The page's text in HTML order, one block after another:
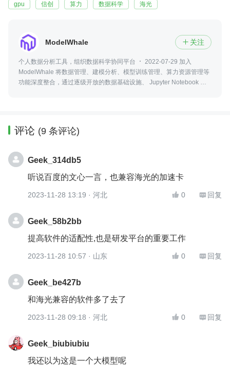
gpu 信创 算力 数据科学 海光
ModelWhale  关注
个人数据分析工具，组织数据科学协同平台
2022-07-29 加入
ModelWhale 将数据管理、建模分析、模型训练管理、算力资源管理等
功能深度整合，通过逐级开放的数据基础设施、 Jupyter Notebook 和
评论 (9 条评论)
Geek_314db5
听说百度的文心一言，也兼容海光的加速卡
2023-11-28 13:19 · 河北  0  回复
Geek_58b2bb
提高软件的适配性,也是研发平台的重要工作
2023-11-28 10:57 · 山东  0  回复
Geek_be427b
和海光兼容的软件多了去了
2023-11-28 09:18 · 河北  0  回复
Geek_biubiubiu
我还以为这是一个大模型呢